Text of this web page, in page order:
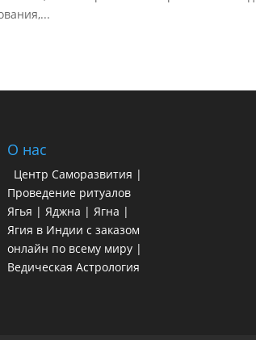
О нас
Центр Саморазвития |
Проведение ритуалов
Ягья | Яджна | Ягна |
Ягия в Индии с заказом
онлайн по всему миру |
Ведическая Астрология